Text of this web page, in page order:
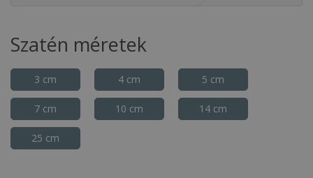
Szatén méretek
3 cm 4 cm 5 cm
7 cm 10 cm 14 cm
25 cm